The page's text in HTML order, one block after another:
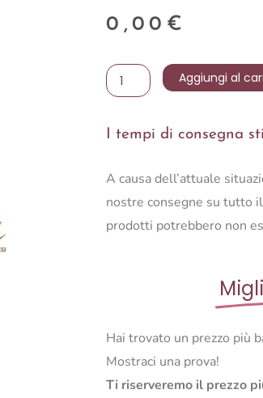
0,00 €
Portacandele
oro
quantità
Aggiungi al
I tempi di consegna
A causa dell’attuale
nostre consegne su tutto
prodotti potrebbero non
Hai trovato un prezzo più
Mostraci una prova!
Ti riserveremo il prezzo